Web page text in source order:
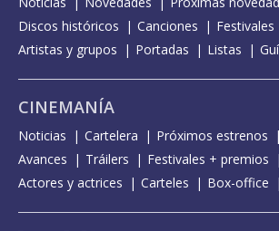
Discos históricos
Canciones Festivales
Artistas y grupos
Portadas Listas
CINEMANÍA
Noticias Cartelera Próximos estrenos
Avances
Tráilers
Festivales + premios
Actores y actrices
Carteles Box-office